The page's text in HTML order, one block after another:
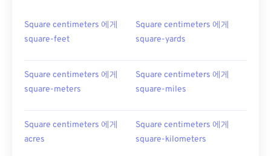
Square centimeters 에게
square-feet
Square centimeters 에게
square-yards
Square centimeters 에게
square-meters
Square centimeters 에게
square-miles
Square centimeters 에게
acres
Square centimeters 에게
square-kilometers